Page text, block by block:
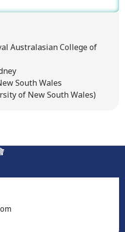
Australasian College of
South Wales
of New South Wales)